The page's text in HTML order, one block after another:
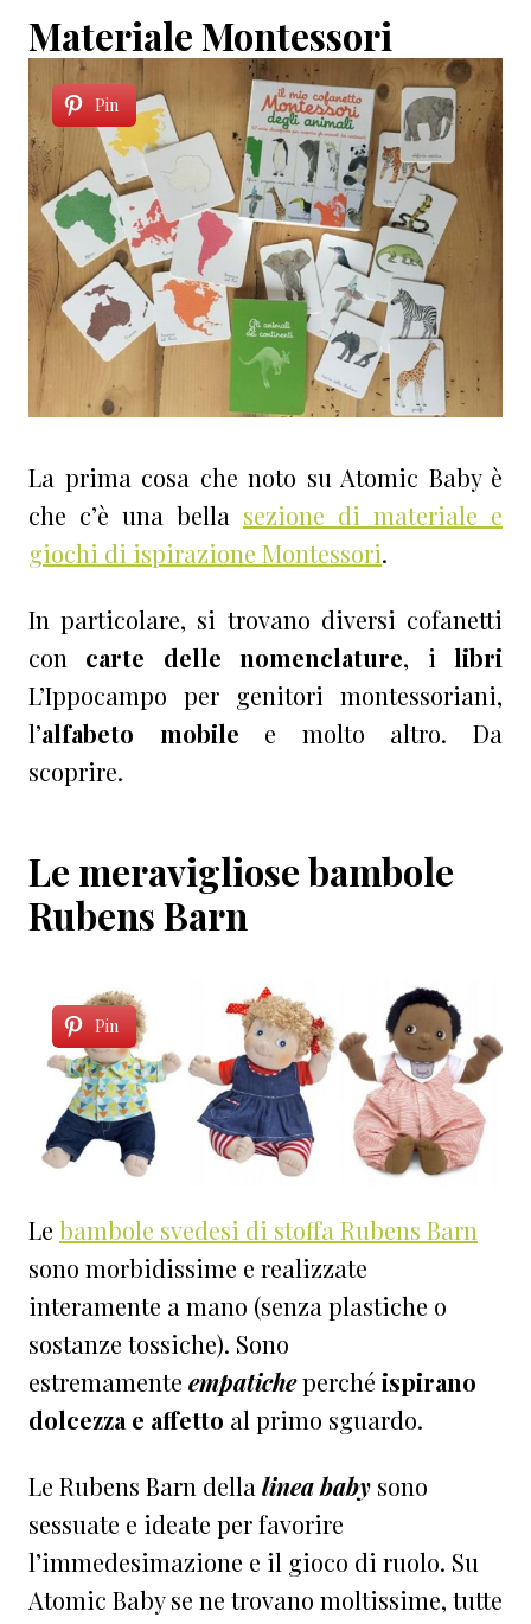
Materiale Montessori
Pin
La prima cosa che noto su Atomic Baby è
che c’è una bella sezione di materiale e
giochi di ispirazione Montessori.
In particolare, si trovano diversi cofanetti
con carte delle nomenclature, ilibri
L’Ippocampo per genitori montessoriani,
l’alfabeto mobile e molto altro. Da
scoprire.
Le meravigliose bambole
Rubens Barn
Pin
Le bambole svedesi di stoffa Rubens Barn
sono morbidissime e realizzate
interamente a mano (senza plastiche o
sostanze tossiche). Sono
estremamente empaticheperché ispirano
dolcezza e affetto al primo sguardo.
Le Rubens Barn della linea baby sono
sessuate e ideate per favorire
l’immedesimazione e il gioco di ruolo. Su
Atomic Baby se ne trovano moltissime, tutte